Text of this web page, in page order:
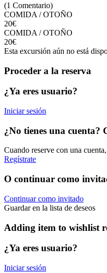
(1 Comentario)
COMIDA / OTOÑO
20€
COMIDA / OTOÑO
20€
Esta excursión aún no está
Proceder a la reserva
¿Ya eres usuario?
Iniciar sesión
¿No tienes una cuenta?
Cuando reserve con una
Regístrate
O continuar como
Continuar como invitado
Guardar en la lista de deseos
Adding item to wishlist
¿Ya eres usuario?
Iniciar sesión